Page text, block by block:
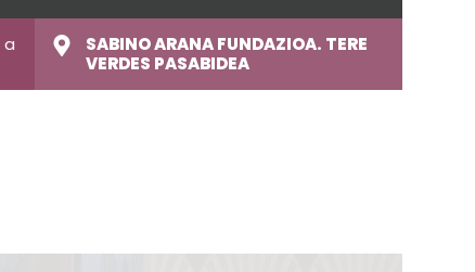
a
SABINO ARANA FUNDAZIOA. TERE
VERDES PASABIDEA